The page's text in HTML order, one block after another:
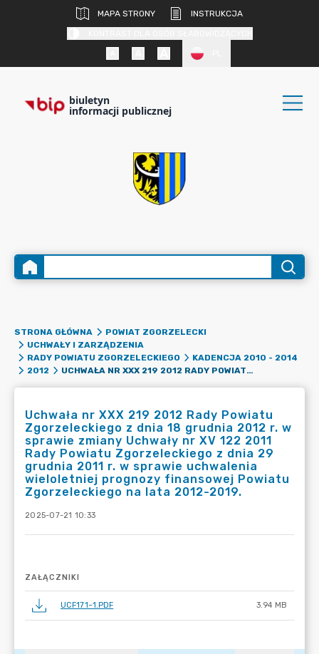
MAPA STRONY
INSTRUKCJA
biuletyn
informacji publicznej
STRONA GŁÓWNA
POWIAT ZGORZELECKI
UCHWAŁY I ZARZĄDZENIA
RADY POWIATU ZGORZELECKIEGO
KADENCJA 2010 - 2014
2012
UCHWAŁA NR XXX 219 2012 RADY POWIATU ZGORZELECKIEGO Z DNIA 18 GRUDNIA 2012 R. W SPRAWIE ZMIANY UCHWAŁY NR XV 122 2011 RADY POWIATU ZGORZELECKIEGO Z DNIA 29 GRUDNIA 2011 R. W SPRAWIE UCHWALENIA WIELOLETNIEJ PROGNOZY FINANSOWEJ POWIATU ZGORZELECKIEGO NA LATA 2012-2019.
Uchwała nr XXX 219 2012 Rady Powiatu
Zgorzeleckiego z dnia 18 grudnia 2012 r. w
sprawie zmiany Uchwały nr XV 122 2011
Rady Powiatu Zgorzeleckiego z dnia 29
grudnia 2011 r. w sprawie uchwalenia
wieloletniej prognozy finansowej Powiatu
Zgorzeleckiego na lata 2012-2019.
2025-07-21 10:33
ZAŁĄCZNIKI
UCF171~1.PDF 3.94 MB